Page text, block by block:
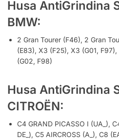
Husa AntiGrindina
BMW:
2 Gran Tourer (F46), 2 Gran
(E83), X3 (F25), X3 (G01,
(G02, F98)
Husa AntiGrindina
CITROËN:
C4 GRAND PICASSO I (UA_),
DE_), C5 AIRCROSS (A_), C8